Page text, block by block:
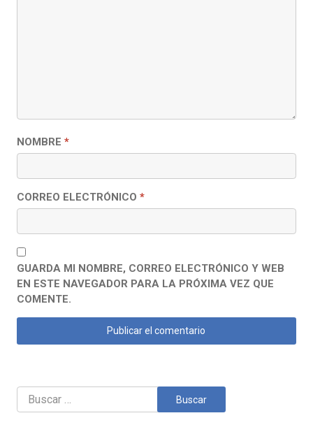
NOMBRE *
CORREO ELECTRÓNICO *
GUARDA MI NOMBRE, CORREO ELECTRÓNICO Y WEB
EN ESTE NAVEGADOR PARA LA PRÓXIMA VEZ QUE
COMENTE.
Buscar: